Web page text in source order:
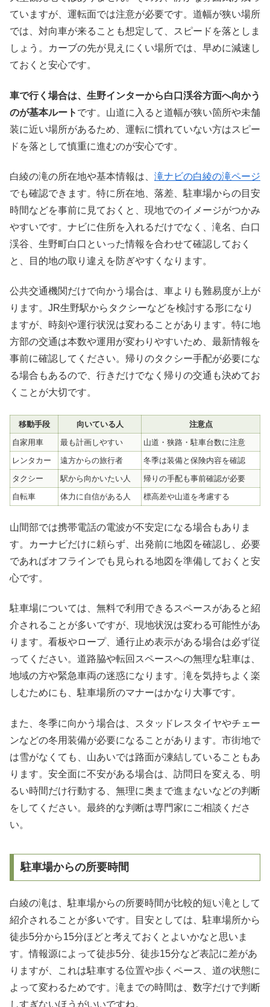
ていますが、運転面では注意が必要です。道幅が狭い場所
では、対向車が来ることも想定して、スピードを落としま
しょう。カーブの先が見えにくい場所では、早めに減速し
ておくと安心です。
車で行く場合は、生野インターから白口渓谷方面へ向かう
のが基本ルート です。山道に入ると道幅が狭い箇所や未舗
装に近い場所があるため、運転に慣れていない方はスピー
ドを落として慎重に進むのが安心です。
白綾の滝の所在地や基本情報は、 滝ナビの白綾の滝ページ
でも確認できます。特に所在地、落差、駐車場からの目安
時間などを事前に見ておくと、現地でのイメージがつかみ
やすいです。ナビに住所を入れるだけでなく、滝名、白口
渓谷、生野町白口といった情報を合わせて確認しておく
と、目的地の取り違えを防ぎやすくなります。
公共交通機関だけで向かう場合は、車よりも難易度が上が
ります。JR生野駅からタクシーなどを検討する形になり
ますが、時刻や運行状況は変わることがあります。特に地
方部の交通は本数や運用が変わりやすいため、最新情報を
事前に確認してください。帰りのタクシー手配が必要にな
る場合もあるので、行きだけでなく帰りの交通も決めてお
くことが大切です。
移動手段 向いている人
注意点
自家用車
最も計画しやすい
山道・狭路・駐車台数に注意
レンタカー
遠方からの旅行者
冬季は装備と保険内容を確認
タクシー
駅から向かいたい人
帰りの手配も事前確認が必要
自転車
体力に自信がある人 標高差や山道を考慮する
山間部では携帯電話の電波が不安定になる場合もありま
す。カーナビだけに頼らず、出発前に地図を確認し、必要
であればオフラインでも見られる地図を準備しておくと安
心です。
駐車場については、無料で利用できるスペースがあると紹
介されることが多いですが、現地状況は変わる可能性があ
ります。看板やロープ、通行止め表示がある場合は必ず従
ってください。道路脇や転回スペースへの無理な駐車は、
地域の方や緊急車両の迷惑になります。滝を気持ちよく楽
しむためにも、駐車場所のマナーはかなり大事です。
また、冬季に向かう場合は、スタッドレスタイヤやチェー
ンなどの冬用装備が必要になることがあります。市街地で
は雪がなくても、山あいでは路面が凍結していることもあ
ります。安全面に不安がある場合は、訪問日を変える、明
るい時間だけ行動する、無理に奥まで進まないなどの判断
をしてください。最終的な判断は専門家にご相談くださ
い。
駐車場からの所要時間
白綾の滝は、駐車場からの所要時間が比較的短い滝として
紹介されることが多いです。目安としては、駐車場所から
徒歩5分から15分ほどと考えておくとよいかなと思いま
す。情報源によって徒歩5分、徒歩15分など表記に差があ
りますが、これは駐車する位置や歩くペース、道の状態に
よって変わるためです。滝までの時間は、数字だけで判断
しすぎないほうがいいですね。